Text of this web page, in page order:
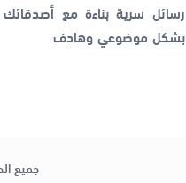
رسائل سرية بناءة مع
بشكل موضوعي وهادف
جميع